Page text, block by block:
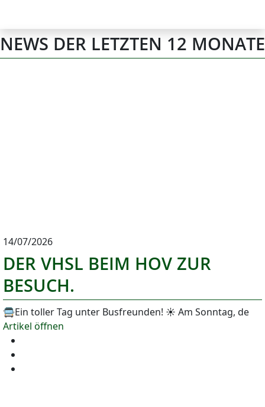
NEWS DER LETZTEN 12 MONATE
14/07/2026
DER VHSL BEIM HOV ZUR
BESUCH.
🚍Ein toller Tag unter Busfreunden! ☀️ Am Sonntag, de
Artikel öffnen